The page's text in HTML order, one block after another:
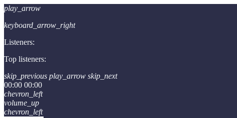
play_arrow
keyboard_arrow_right
Listeners:
Top listeners:
skip_previous play_arrow skip_next
00:00 00:00
chevron_left
volume_up
chevron_left